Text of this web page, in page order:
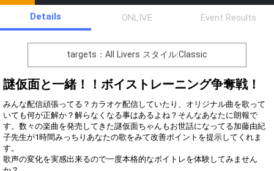
Points List of Goal
number of
positions
Rema
0 Event Begins!
オリジナルアバター制作権獲
得！
Gifting
Throw gifts to the stage and join
the live performance.
First, try throwing free Stars
(once a day)! You can also charge
Comments
You can post comments. Please
refrain from posting comments
other users.
Details ONLIVE Event Results
targets：All Livers スタイル:Classic
謎仮面と一緒！！ボイストレーニング争奪戦！
みんな配信頑張ってる？カラオケ配信していたり、オリジナル曲を歌って
いても何が正解か？解らなくなる事はあるよね？そんなあなたに朗報で
す。数々の楽曲を発売してきた謎仮面ちゃんもお世話になってる加藤由紀
子先生が1時間みっちりあなたの歌をみて改善ポイントを提示してくれま
す。
歌声の変化を実感出来るので一度本格的なボイトレを体験してみません